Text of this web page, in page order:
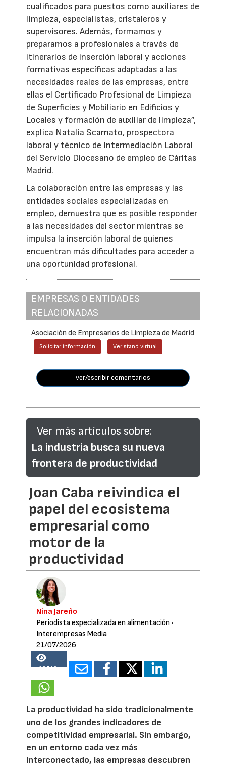
cualificados para puestos como auxiliares de
limpieza, especialistas, cristaleros y
supervisores. Además, formamos y
preparamos a profesionales a través de
itinerarios de inserción laboral y acciones
formativas específicas adaptadas a las
necesidades reales de las empresas, entre
ellas el Certificado Profesional de Limpieza
de Superficies y Mobiliario en Edificios y
Locales y formación de auxiliar de limpieza”,
explica Natalia Scarnato, prospectora
laboral y técnico de Intermediación Laboral
del Servicio Diocesano de empleo de Cáritas
Madrid.
La colaboración entre las empresas y las
entidades sociales especializadas en
empleo, demuestra que es posible responder
a las necesidades del sector mientras se
impulsa la inserción laboral de quienes
encuentran más dificultades para acceder a
una oportunidad profesional.
EMPRESAS O ENTIDADES
RELACIONADAS
Asociación de Empresarios de Limpieza de Madrid
Solicitar información Ver stand virtual
ver/escribir comentarios
Ver más artículos sobre:
La industria busca su nueva
frontera de productividad
Joan Caba reivindica el
papel del ecosistema
empresarial como
motor de la
productividad
Nina Jareño
Periodista especializada en alimentación ·
Interempresas Media
21/07/2026
18549
La productividad ha sido tradicionalmente
uno de los grandes indicadores de
competitividad empresarial. Sin embargo,
en un entorno cada vez más
interconectado, las empresas descubren